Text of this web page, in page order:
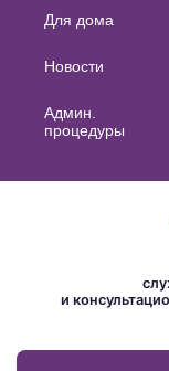
Основная
навигация
Для дома
Новости
Админ.
процедуры
и